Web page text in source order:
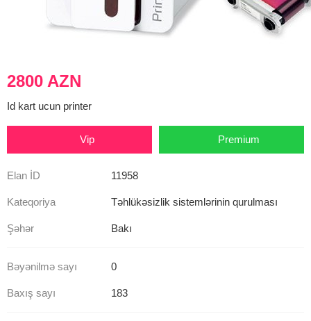
2800 AZN
Id kart ucun printer
Vip Premium
Elan İD 11958
Kateqoriya Təhlükəsizlik sistemlərinin qurulması
Şəhər Bakı
Bəyənilmə sayı 0
Baxış sayı 183